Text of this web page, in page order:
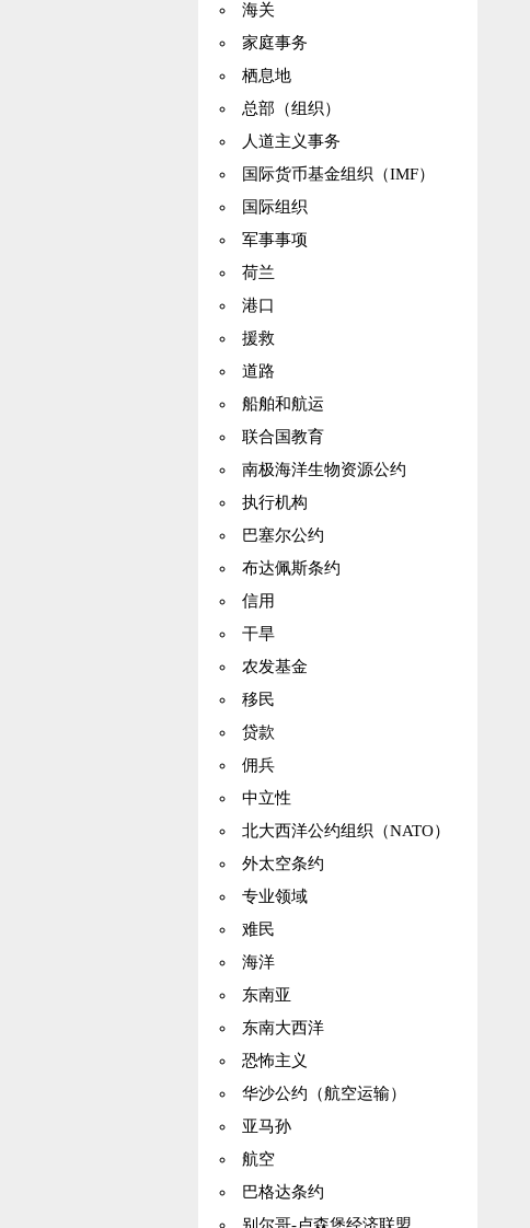
海关
家庭事务
栖息地
总部（组织）
人道主义事务
国际货币基金组织（IMF）
国际组织
军事事项
荷兰
港口
援救
道路
船舶和航运
联合国教育
南极海洋生物资源公约
执行机构
巴塞尔公约
布达佩斯条约
信用
干旱
农发基金
移民
贷款
佣兵
中立性
北大西洋公约组织（NATO）
外太空条约
专业领域
难民
海洋
东南亚
东南大西洋
恐怖主义
华沙公约（航空运输）
亚马孙
航空
巴格达条约